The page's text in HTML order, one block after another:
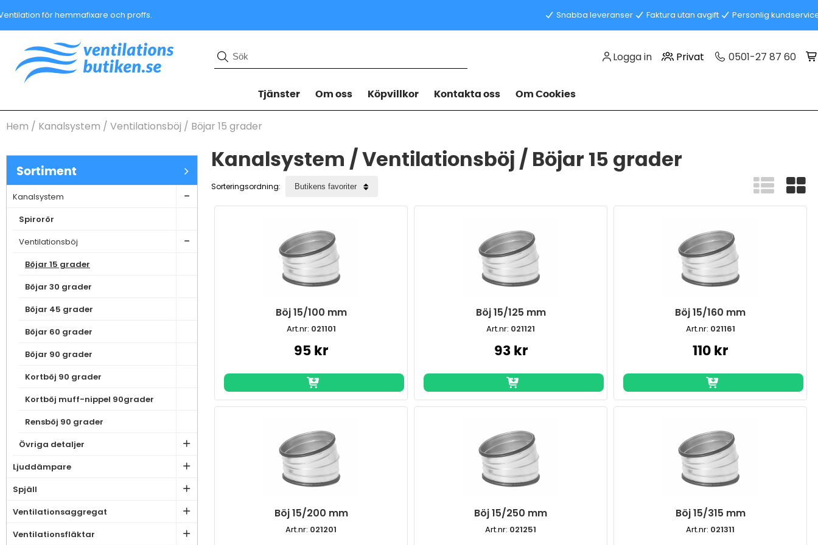
för hemmafixare och proffs. Snabba leveranser Faktura utan avgift Personlig
0501-27 87 60
Privat
Logga in
Tjänster Om oss Köpvillkor Kontakta oss Om Cookies
Hem / Kanalsystem / Ventilationsböj / Böjar 15 grader
Sortiment
Kanalsystem
Spirorör
Ventilationsböj
Böjar 15 grader
Böjar 30 grader
Böjar 45 grader
Böjar 60 grader
Böjar 90 grader
Kortböj 90 grader
Kortböj muff-nippel 90grader
Rensböj 90 grader
Övriga detaljer
Ljuddämpare
Spjäll
Ventilationsaggregat
Ventilationsfläktar
Kanalsystem / Ventilationsböj / Böjar 15 grader
Sorteringsordning:
Böj 15/100 mm
Art.nr: 021101
95 kr
Böj 15/125 mm
Art.nr: 021121
93 kr
Böj 15/160 mm
Art.nr: 021161
110 kr
Böj 15/200 mm
Art.nr: 021201
Böj 15/250 mm
Art.nr: 021251
Böj 15/315 mm
Art.nr: 021311